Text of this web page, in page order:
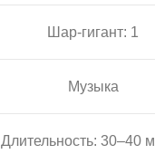
Шар-гигант: 1
Музыка
Длительность: 30–40